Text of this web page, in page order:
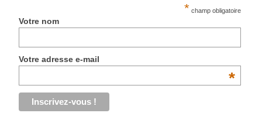
Singapour
Baie d’Halong
* champ obligatoire
Votre nom
Votre adresse e-mail
*